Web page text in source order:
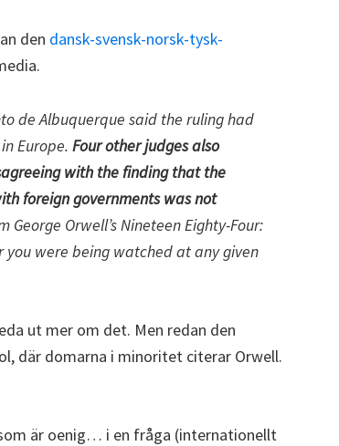
den dansk-svensk-norsk-tysk-
de Albuquerque said the ruling had
Europe. Four other judges also
with the finding that the
foreign governments was not
Orwell’s Nineteen Eighty-Four:
you were being watched at any given
ut mer om det. Men redan den
där domarna i minoritet citerar Orwell.
är oenig… i en fråga (internationellt